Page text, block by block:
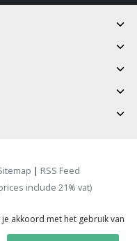
| RSS Feed
include 21% vat)
akkoord met het gebruik van